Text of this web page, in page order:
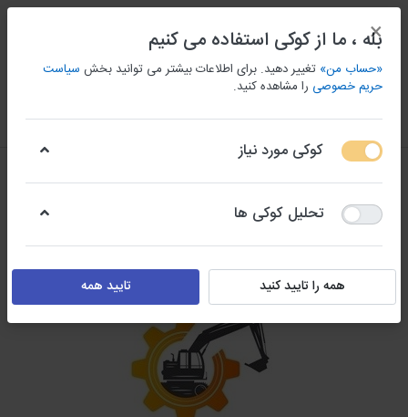
منو ورود/ثبت نام مقايسه كردن علاقه مندی سبد
×
بله ، ما از کوکی استفاده می کنیم
«حساب من» تغییر دهید. برای اطلاعات بیشتر می توانید بخش سیاست
حریم خصوصی را مشاهده کنید.
کوکی مورد نیاز
تحلیل کوکی ها
همه را تایید کنید تایید همه